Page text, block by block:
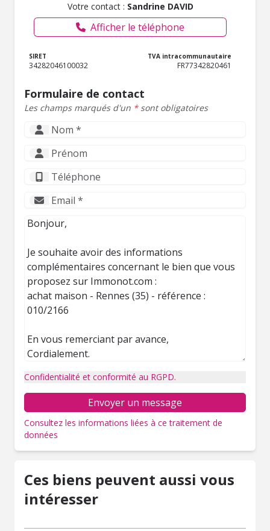
Votre contact : Sandrine DAVID
Afficher le téléphone
SIRET
34282046100032
TVA intracommunautaire
FR77342820461
Formulaire de contact
Les champs marqués d'un *sont obligatoires
Confidentialité et conformité au RGPD.
Envoyer un message
Consultez les informations liées à ce traitement de
données
Ces biens peuvent aussi vous
intéresser